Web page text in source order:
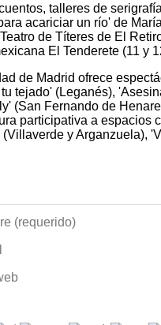
talleres de
acariciar un río' de
de Títeres de El
El Tenderete (11 y
de Madrid ofrece
tejado' (Leganés),
(San Fernando de
participativa a espacios
y Arganzuela),
(requerido)